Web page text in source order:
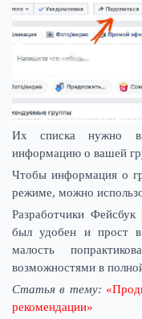
Их списка нужно
информацию о вашей
Чтобы информация о
режиме, можно
Разработчики
был удобен и прост
малость
возможностями в
Статья в тему:
рекомендации»